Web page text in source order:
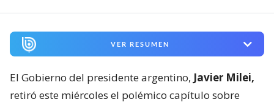
VER RESUMEN
El Gobierno del presidente argentino, Javier Milei,
retiró este miércoles el polémico capítulo sobre